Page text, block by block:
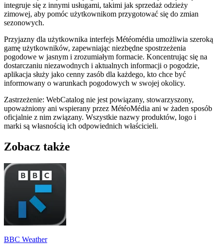
integruje się z innymi usługami, takimi jak sprzedaż odzieży
zimowej, aby pomóc użytkownikom przygotować się do zmian
sezonowych.
Przyjazny dla użytkownika interfejs Météomédia umożliwia szeroką
gamę użytkowników, zapewniając niezbędne spostrzeżenia
pogodowe w jasnym i zrozumiałym formacie. Koncentrując się na
dostarczaniu niezawodnych i aktualnych informacji o pogodzie,
aplikacja służy jako cenny zasób dla każdego, kto chce być
informowany o warunkach pogodowych w swojej okolicy.
Zastrzeżenie: WebCatalog nie jest powiązany, stowarzyszony,
upoważniony ani wspierany przez MétéoMédia ani w żaden sposób
oficjalnie z nim związany. Wszystkie nazwy produktów, logo i
marki są własnością ich odpowiednich właścicieli.
Zobacz także
BBC Weather